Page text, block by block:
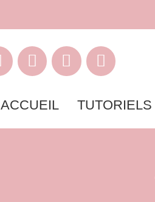
ACCUEIL TUTORIELS